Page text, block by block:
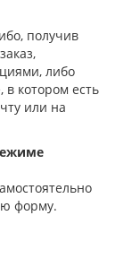
получив
либо
котором есть
или на
форму.